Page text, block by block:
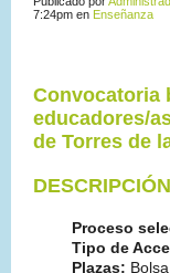
7:24pm en Enseñanza
Convocatoria
educadores/
de Torres de
DESCRIPCIÓN
Proceso
Tipo de
Plazas: